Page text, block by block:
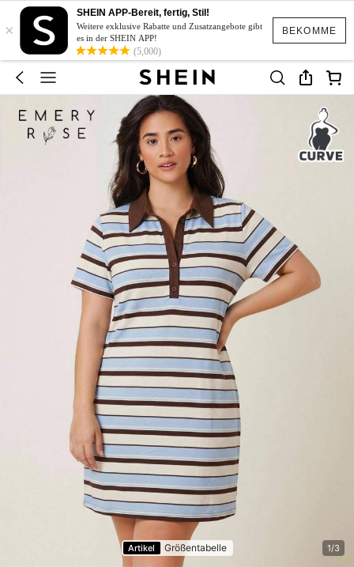
BEKOMME
×
SHEIN APP-Bereit, fertig, Stil!
Weitere exklusive Rabatte und Zusatzangebote gibt
es in der SHEIN APP!
(5,000)
Artikel Größentabelle 1/3